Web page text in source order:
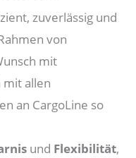
zuverlässig und
von
mit
mit allen
an CargoLine so
und Flexibilität,